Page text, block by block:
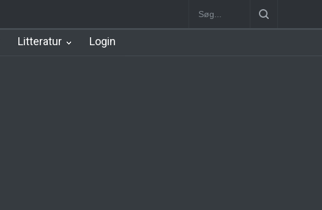
Nørrebro B Station [1886-1930] Nørrebro A Station
Litteratur Login